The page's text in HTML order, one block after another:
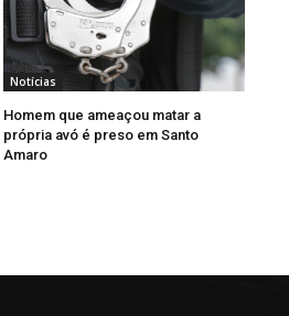
Notícias
Homem que ameaçou matar a
própria avó é preso em Santo
Amaro